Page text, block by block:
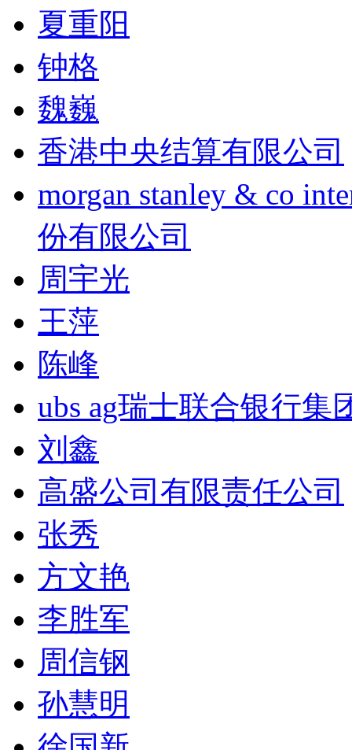
夏重阳
钟格
魏巍
香港中央结算有限公司
morgan stanley & co
份有限公司
周宇光
王萍
陈峰
ubs ag瑞士联合银行集
刘鑫
高盛公司有限责任公司
张秀
方文艳
李胜军
周信钢
孙慧明